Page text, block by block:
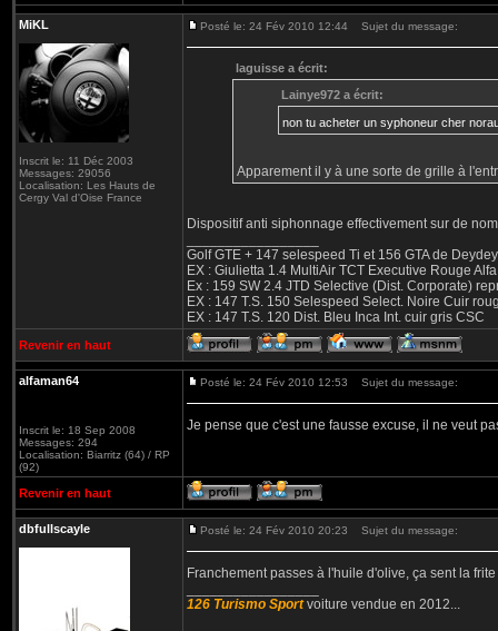
MiKL
Inscrit le: 11 Déc 2003
Messages: 29056
Localisation: Les Hauts de
Cergy Val d'Oise France
Posté le: 24 Fév 2010 12:44 Sujet du message:
laguisse a écrit:
Lainye972 a écrit:
non tu acheter un syphoneur cher
Apparement il y à une sorte de grille à
Dispositif anti siphonnage effectivement sur de
Golf GTE + 147 selespeed Ti et 156 GTA de
EX : Giulietta 1.4 MultiAir TCT Executive Rouge
Ex : 159 SW 2.4 JTD Selective (Dist. Corporate)
EX : 147 T.S. 150 Selespeed Select. Noire Cuir
EX : 147 T.S. 120 Dist. Bleu Inca Int. cuir gris CSC
Revenir en haut
alfaman64
Inscrit le: 18 Sep 2008
Messages: 294
Localisation: Biarritz (64) / RP
(92)
Posté le: 24 Fév 2010 12:53 Sujet du message:
Je pense que c'est une fausse excuse, il ne veut
Revenir en haut
dbfullscayle Posté le: 24 Fév 2010 20:23 Sujet du message:
Franchement passes à l'huile d'olive, ça sent la
126 Turismo Sport voiture vendue en 2012...